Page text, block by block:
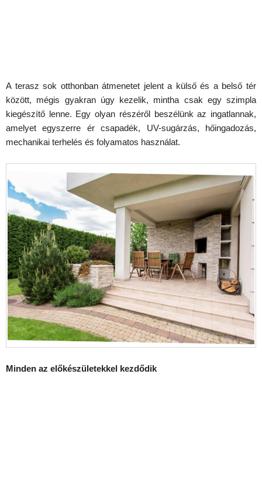
A terasz sok otthonban átmenetet jelent a külső és a belső tér
között, mégis gyakran úgy kezelik, mintha csak egy szimpla
kiegészítő lenne. Egy olyan részéről beszélünk az ingatlannak,
amelyet egyszerre ér csapadék, UV-sugárzás, hőingadozás,
mechanikai terhelés és folyamatos használat.
Minden az előkészületekkel kezdődik